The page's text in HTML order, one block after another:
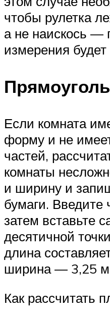
чтобы рулетка
а не наискось —
измерения
Если комната
форму и не
частей,
комнаты
и ширину и
бумаги. Введите
затем вставьте
десятичной
длина
ширина — 3,25 м
Как рассчитать